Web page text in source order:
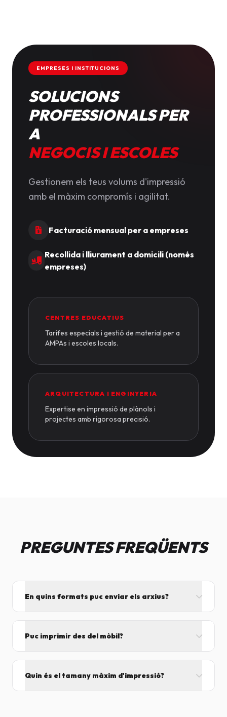
EMPRESES I INSTITUCIONS
SOLUCIONS
PROFESSIONALS PER
A
NEGOCIS I ESCOLES
Gestionem els teus volums d'impressió
amb el màxim compromís i agilitat.
Facturació mensual per a empreses
Recollida i lliurament a domicili (només
empreses)
CENTRES EDUCATIUS
Tarifes especials i gestió de material per a
AMPAs i escoles locals.
ARQUITECTURA I ENGINYERIA
Expertise en impressió de plànols i
projectes amb rigorosa precisió.
PREGUNTES FREQÜENTS
En quins formats puc enviar els arxius?
Word i Excel.
Puc imprimir des del mòbil?
Quin és el tamany màxim d'impressió?